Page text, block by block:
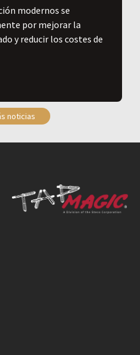
modernos se
por mejorar la
y reducir los costes de
noticias